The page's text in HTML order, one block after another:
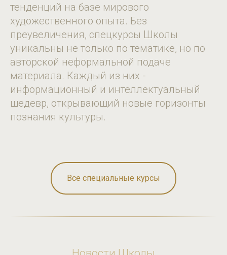
тенденций на базе мирового
художественного опыта. Без
преувеличения, спецкурсы Школы
уникальны не только по тематике, но по
авторской неформальной подаче
материала. Каждый из них -
информационный и интеллектуальный
шедевр, открывающий новые горизонты
познания культуры.
Все специальные курсы